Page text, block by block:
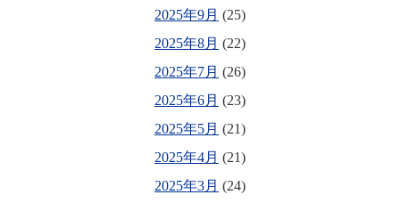
2025年9月 (25)
2025年8月 (22)
2025年7月 (26)
2025年6月 (23)
2025年5月 (21)
2025年4月 (21)
2025年3月 (24)